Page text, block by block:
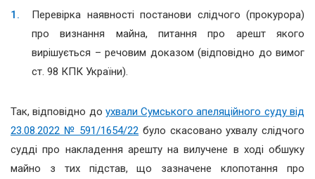
Перевірка наявності постанови слідчого (прокурора)
про визнання майна, питання про арешт якого
вирішується – речовим доказом (відповідно до вимог
ст. 98 КПК України).
Так, відповідно до ухвали Сумського апеляційного суду від
23.08.2022 № 591/1654/22 було скасовано ухвалу слідчого
судді про накладення арешту на вилучене в ході обшуку
майно з тих підстав, що зазначене клопотання про